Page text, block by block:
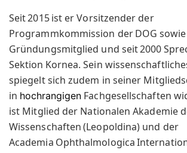
Seit 2015 ist er Vorsitzender der
Programmkommission der DOG sowie
Gründungsmitglied und seit 2000
Sektion Kornea. Sein
spiegelt sich zudem in seiner
in hochrangigen Fachgesellschaften
ist Mitglied der Nationalen Akademie
Wissenschaften (Leopoldina) und der
Academia Ophthalmologica